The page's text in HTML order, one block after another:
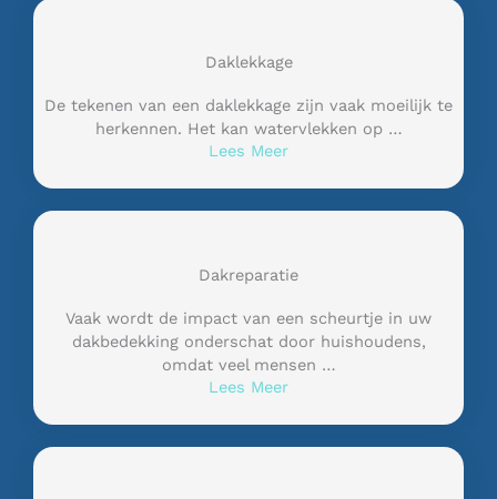
Daklekkage
De tekenen van een daklekkage zijn vaak moeilijk te
herkennen. Het kan watervlekken op …
Lees Meer
Dakreparatie
Vaak wordt de impact van een scheurtje in uw
dakbedekking onderschat door huishoudens,
omdat veel mensen …
Lees Meer